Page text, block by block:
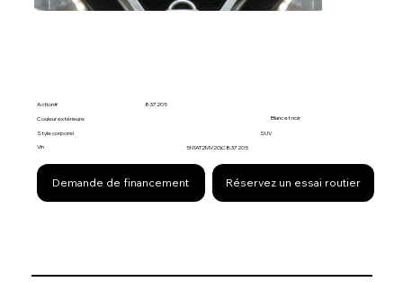
Action#
837205
Couleur extérieure
Blanc et noir
Style corporel
SUV
Vin
5N1AT2MV2GC837205
Demande de financement Réservez un essai routier